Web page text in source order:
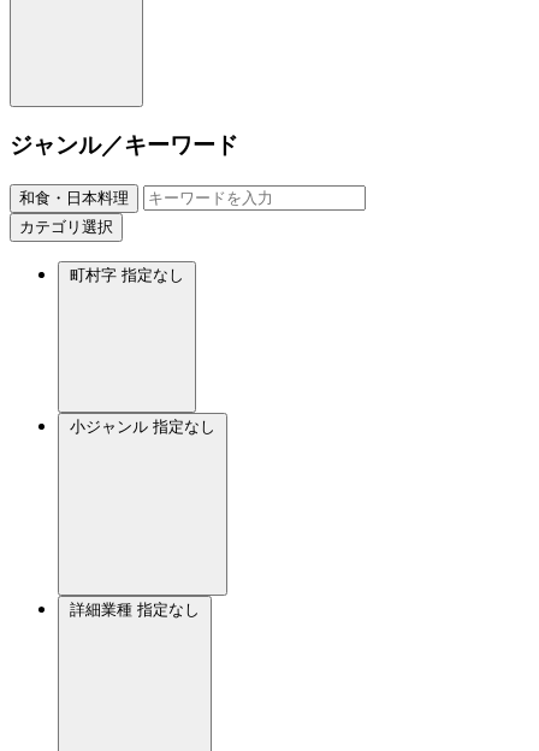
ジャンル／キーワード
和食・日本料理
カテゴリ選択
町村字 指定なし
小ジャンル 指定なし
詳細業種 指定なし